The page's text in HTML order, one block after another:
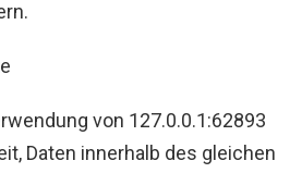
von 127.0.0.1:62893
Daten innerhalb des gleichen